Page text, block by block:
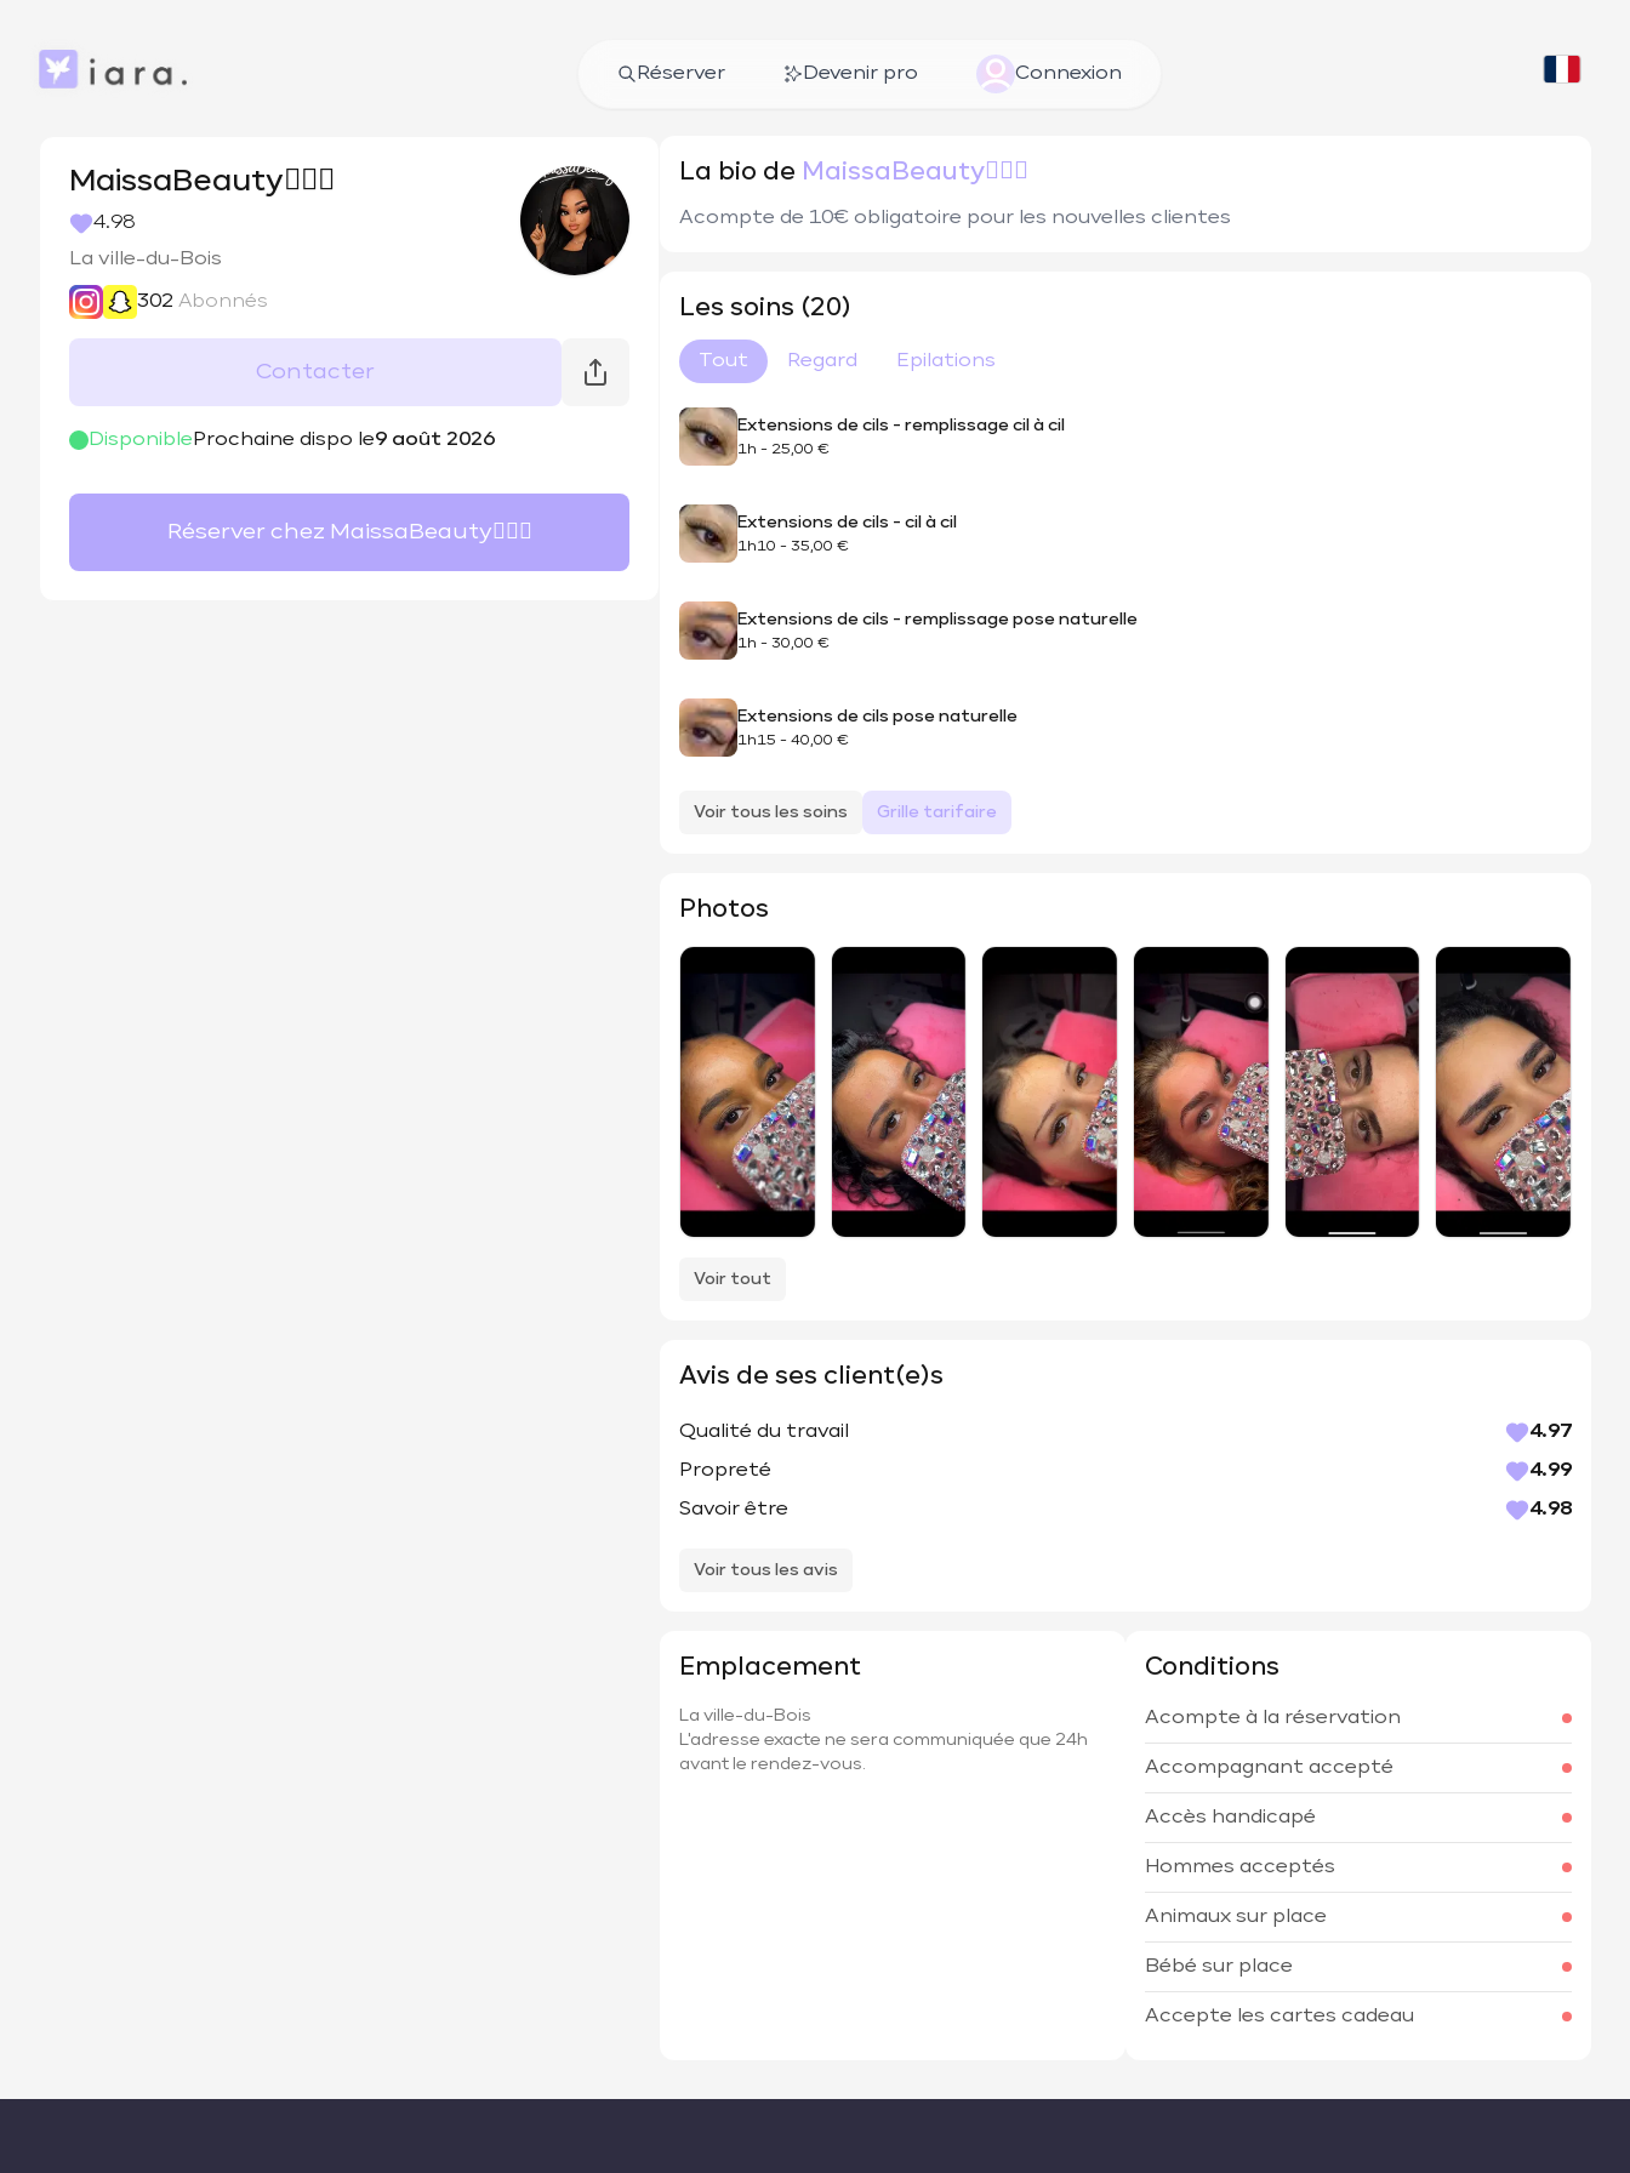
Réserver Devenir pro Connexion
MaissaBeauty🧚🏼‍♀️
4.98
La ville-du-Bois
302 Abonnés
Contacter
Disponible Prochaine dispo le9 août 2026
@maissa_beauty91
Réserver chez MaissaBeauty🧚🏼‍♀️
La bio de MaissaBeauty🧚🏼‍♀️
Acompte de 10€ obligatoire pour les nouvelles clientes
Les soins (20)
Tout Regard Epilations
Extensions de cils - remplissage cil à cil
1h - 25,00 €
Extensions de cils - cil à cil
1h10 - 35,00 €
Extensions de cils - remplissage pose naturelle
1h - 30,00 €
Extensions de cils pose naturelle
1h15 - 40,00 €
Voir tous les soins Grille tarifaire
Photos
Voir tout
Avis de ses client(e)s
Qualité du travail
4.97
Propreté
4.99
Savoir être
4.98
Voir tous les avis
Emplacement
La ville-du-Bois
L'adresse exacte ne sera communiquée que 24h
avant le rendez-vous.
Conditions
Acompte à la réservation
Accompagnant accepté
Accès handicapé
Hommes acceptés
Animaux sur place
Bébé sur place
Accepte les cartes cadeau